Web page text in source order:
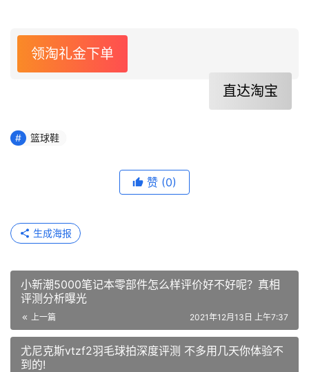
领淘礼金下单
直达淘宝
篮球鞋
赞 (0)
生成海报
小新潮5000笔记本零部件怎么样评价好不好呢？真相
评测分析曝光
上一篇 2021年12月13日 上午7:37
尤尼克斯vtzf2羽毛球拍深度评测 不多用几天你体验不
到的!